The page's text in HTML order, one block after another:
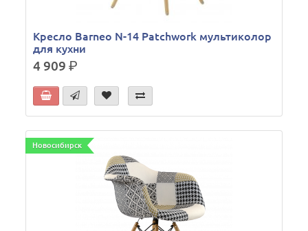
Кресло Barneo N-14 Patchwork мультиколор
для кухни
4 909р.
Новосибирск